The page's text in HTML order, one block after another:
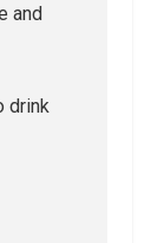
and
drink